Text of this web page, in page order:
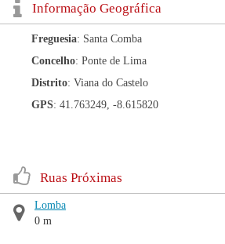
Informação Geográfica
Freguesia: Santa Comba
Concelho: Ponte de Lima
Distrito: Viana do Castelo
GPS: 41.763249, -8.615820
Ruas Próximas
Lomba
0 m